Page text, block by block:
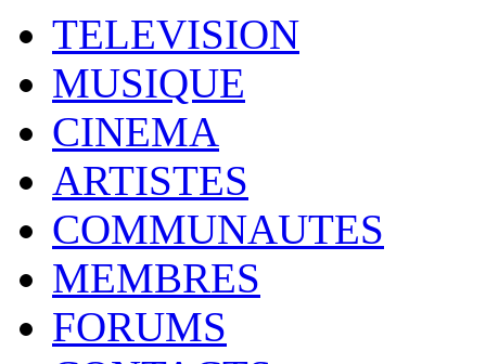
TELEVISION
MUSIQUE
CINEMA
ARTISTES
COMMUNAUTES
MEMBRES
FORUMS